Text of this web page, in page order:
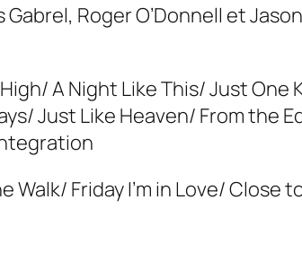
Roger O’Donnell et
A Night Like This/ Just
Just Like Heaven/ From the
Friday I’m in Love/ Close